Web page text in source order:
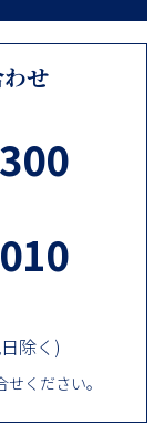
せ
除く)
ください。